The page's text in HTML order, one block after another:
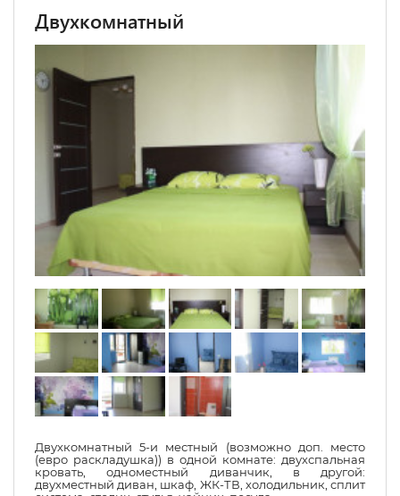
Двухкомнатный
Двухкомнатный 5-и местный (возможно доп. место
(евро раскладушка)) в одной комнате: двухспальная
кровать, одноместный диванчик, в другой:
двухместный диван, шкаф, ЖК-ТВ, холодильник, сплит